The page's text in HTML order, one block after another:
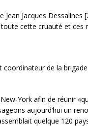
Jacques Dessalines
cette cruauté et ces
de la
York afin de réunir
aujourd’hui un
quelque 120